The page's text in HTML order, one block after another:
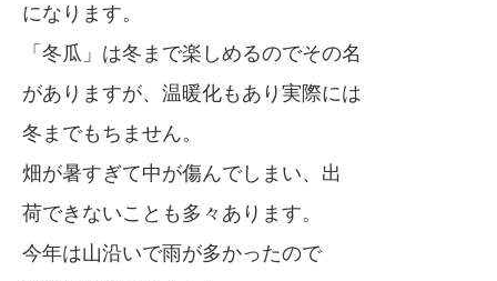
になります。
「冬瓜」は冬まで楽しめるのでその名
がありますが、温暖化もあり実際には
冬までもちません。
畑が暑すぎて中が傷んでしまい、出
荷できないことも多々あります。
今年は山沿いで雨が多かったので